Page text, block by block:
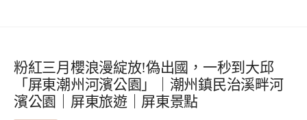
粉紅三月櫻浪漫綻放!偽出國，一秒到大邱
「屏東潮州河濱公園」｜潮州鎮民治溪畔河
濱公園｜屏東旅遊｜屏東景點